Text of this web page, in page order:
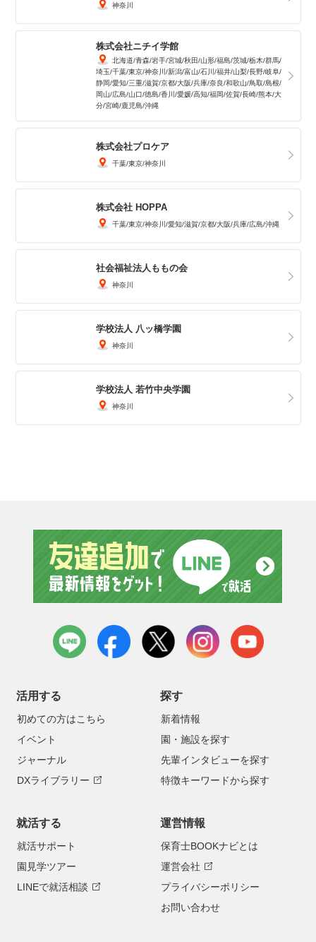
神奈川
株式会社ニチイ学館
北海道 青森 岩手 宮城 秋田 山形 福島 茨城 栃木 群馬
埼玉 千葉 東京 神奈川 新潟 富山 石川 福井 山梨 長野 岐阜
静岡 愛知 三重 滋賀 京都 大阪 兵庫 奈良 和歌山 鳥取 島根
岡山 広島 山口 徳島 香川 愛媛 高知 福岡 佐賀 長崎 熊本 大
分 宮崎 鹿児島 沖縄
株式会社プロケア
千葉 東京 神奈川
株式会社 HOPPA
千葉 東京 神奈川 愛知 滋賀 京都 大阪 兵庫 広島 沖縄
社会福祉法人ももの会
神奈川
学校法人 八ッ橋学園
神奈川
学校法人 若竹中央学園
神奈川
LINE facebook instagramyoutube
活用する
初めての方はこちら
イベント
ジャーナル
DXライブラリー
探す
新着情報
園・施設を探す
先輩インタビューを探す
特徴キーワードから探す
就活する
就活サポート
園見学ツアー
LINEで就活相談
運営情報
保育士BOOKナビとは
運営会社
プライバシーポリシー
お問い合わせ